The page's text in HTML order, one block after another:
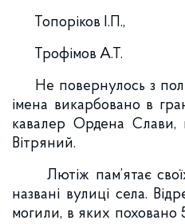
Топоріков І.П.,
Трофімов А.Т.
Не повернулось з
імена викарбовано в
кавалер Ордена Слави,
Вітряний.
Лютіж пам’ятає своїх
названі вулиці села.
могили, в яких поховано